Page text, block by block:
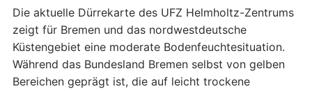
Die aktuelle Dürrekarte des UFZ Helmholtz-Zentrums
zeigt für Bremen und das nordwestdeutsche
Küstengebiet eine moderate Bodenfeuchtesituation.
Während das Bundesland Bremen selbst von gelben
Bereichen geprägt ist, die auf leicht trockene